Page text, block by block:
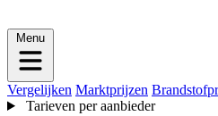
Menu
Vergelijken Marktprijzen
Tarieven per aanbieder